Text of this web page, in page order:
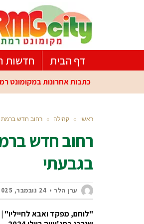
דף הבית חדשות
כתבות אחרונות במקומונט
ראשי » קהילה » רחוב חדש ברמת
רחוב חדש
בגבעתי
ערן הלר 24 נובמבר, 2025
"לוחם, מפקד ואבא לחייליו"